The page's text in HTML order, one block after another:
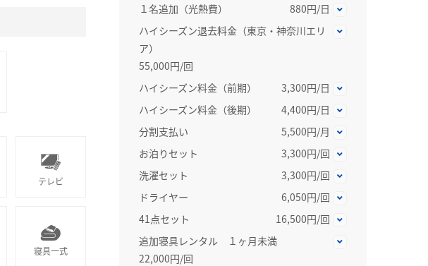
１名追加（光熱費）
880円/日
ハイシーズン退去料金（東京・神奈川エリ
ア）
55,000円/回
ハイシーズン料金（前期）
3,300円/日
ハイシーズン料金（後期）
4,400円/日
分割支払い
5,500円/月
お泊りセット
3,300円/回
洗濯セット
3,300円/回
ドライヤー
6,050円/回
41点セット
16,500円/回
追加寝具レンタル １ヶ月未満
22,000円/回
テレビ
寝具一式